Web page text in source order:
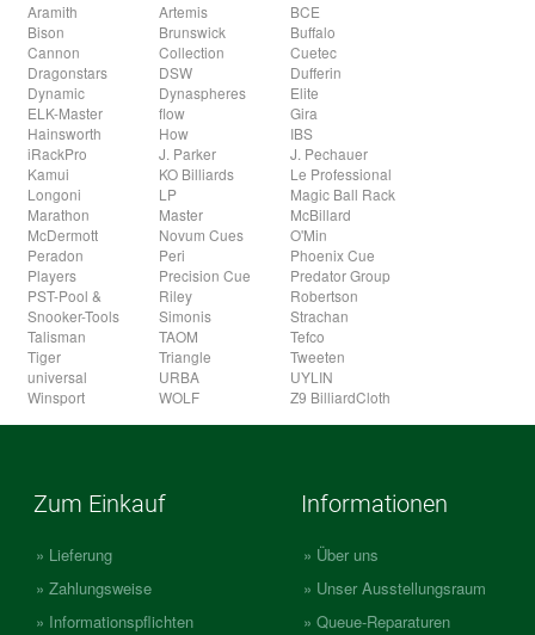
Aramith Artemis
BCE
Bison
Brunswick
Buffalo
Cannon
Collection
Cuetec
Dragonstars
DSW
Dufferin
Dynamic
Dynaspheres
Elite
ELK-Master
flow
Gira
Hainsworth
How
IBS
iRackPro
J. Parker
J. Pechauer
Kamui
KO Billiards
Le Professional
Longoni
LP
Magic Ball Rack
Marathon
Master
McBillard
McDermott
Novum Cues
O'Min
Peradon
Peri
Phoenix Cue
Players
Precision Cue
Predator Group
PST-Pool &
Snooker-Tools
Riley
Robertson
Simonis
Strachan
Talisman
TAOM
Tefco
Tiger
Triangle
Tweeten
universal
URBA
UYLIN
Winsport
WOLF Z9 BilliardCloth
Zum Einkauf
Lieferung
Zahlungsweise
Informationspflichten
Informationen
Über uns
Unser Ausstellungsraum
Queue-Reparaturen